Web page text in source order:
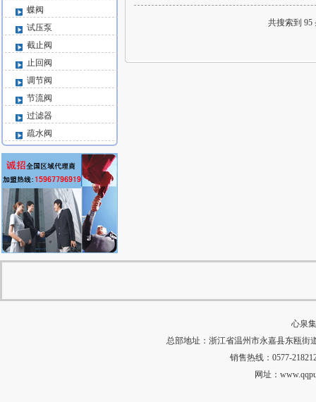
蝶阀
试压泵
截止阀
止回阀
调节阀
节流阀
过滤器
疏水阀
共搜索到
心泉
总部地址：浙江省温州市永嘉县东瓯街
销售热线：0577-
网址：